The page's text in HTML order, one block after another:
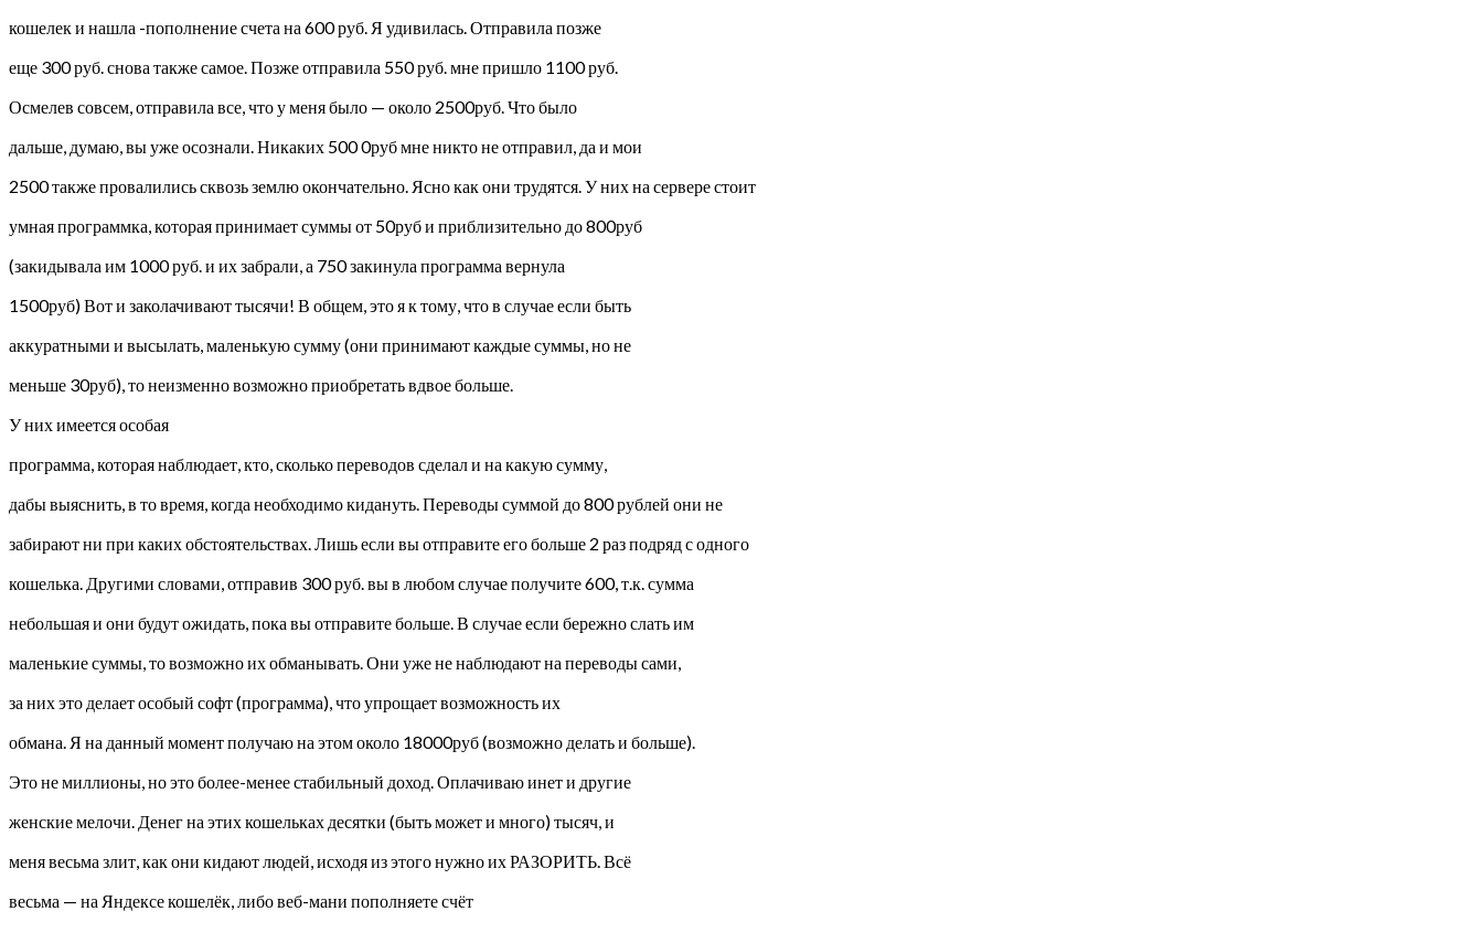
кошелек и нашла -пополнение счета на 600 руб. Я удивилась. Отправила позже
еще 300 руб. снова также самое. Позже отправила 550 руб. мне пришло 1100 руб.
Осмелев совсем, отправила все, что у меня было — около 2500руб. Что было
дальше, думаю, вы уже осознали. Никаких 500 0руб мне никто не отправил, да и мои
2500 также провалились сквозь землю окончательно. Ясно как они трудятся. У них на сервере стоит
умная программка, которая принимает суммы от 50руб и приблизительно до 800руб
(закидывала им 1000 руб. и их забрали, а 750 закинула программа вернула
1500руб) Вот и заколачивают тысячи! В общем, это я к тому, что в случае если быть
аккуратными и высылать, маленькую сумму (они принимают каждые суммы, но не
меньше 30руб), то неизменно возможно приобретать вдвое больше.
У них имеется особая
программа, которая наблюдает, кто, сколько переводов сделал и на какую сумму,
дабы выяснить, в то время, когда необходимо кидануть. Переводы суммой до 800 рублей они не
забирают ни при каких обстоятельствах. Лишь если вы отправите его больше 2 раз подряд с одного
кошелька. Другими словами, отправив 300 руб. вы в любом случае получите 600, т.к. сумма
небольшая и они будут ожидать, пока вы отправите больше. В случае если бережно слать им
маленькие суммы, то возможно их обманывать. Они уже не наблюдают на переводы сами,
за них это делает особый софт (программа), что упрощает возможность их
обмана. Я на данный момент получаю на этом около 18000руб (возможно делать и больше).
Это не миллионы, но это более-менее стабильный доход. Оплачиваю инет и другие
женские мелочи. Денег на этих кошельках десятки (быть может и много) тысяч, и
меня весьма злит, как они кидают людей, исходя из этого нужно их РАЗОРИТЬ. Всё
весьма — на Яндексе кошелёк, либо веб-мани пополняете счёт